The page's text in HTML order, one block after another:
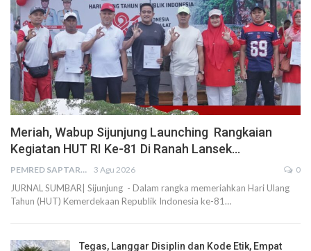
Meriah, Wabup Sijunjung Launching Rangkaian
Kegiatan HUT RI Ke-81 Di Ranah Lansek…
PEMRED SAPTARIUS 3 Agu 2026 0
JURNAL SUMBAR| Sijunjung - Dalam rangka memeriahkan Hari Ulang
Tahun (HUT) Kemerdekaan Republik Indonesia ke-81…
Tegas, Langgar Disiplin dan Kode Etik, Empat